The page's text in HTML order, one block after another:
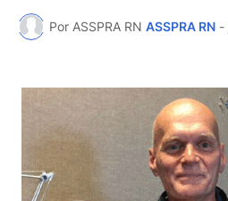
Por ASSPRA RN ASSPRA RN -